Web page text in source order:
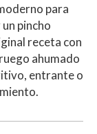
para
pincho
receta con
ahumado
entrante o